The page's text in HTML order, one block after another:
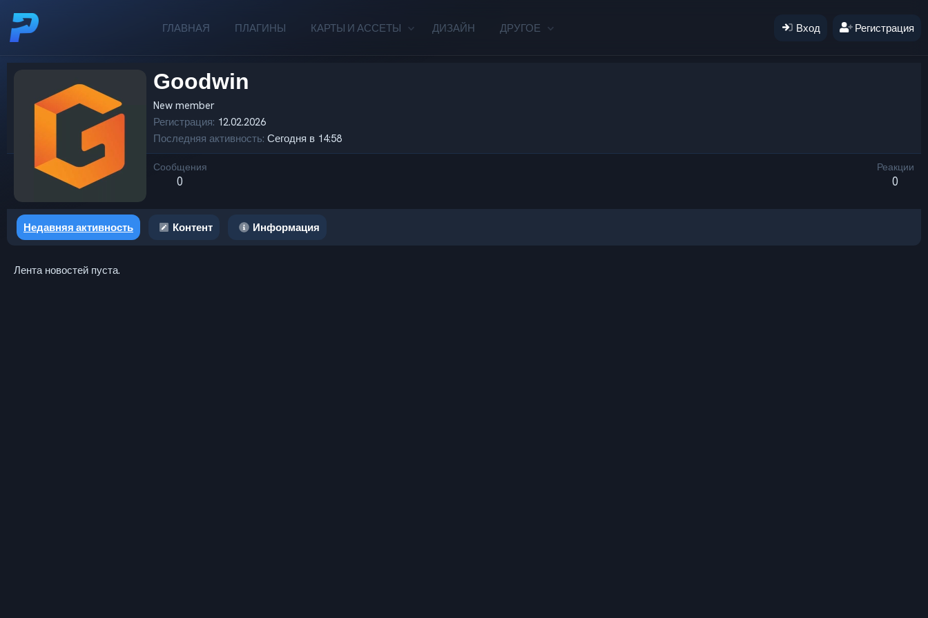
ГЛАВНАЯ ПЛАГИНЫ КАРТЫ И АССЕТЫ ДИЗАЙН ДРУГОЕ Вход Регистрация
Goodwin
New member
Регистрация 12.02.2026
Последняя активность Сегодня в 14:58
Сообщения
0
Реакции
0
Недавняя активность Контент Информация
Лента новостей пуста.